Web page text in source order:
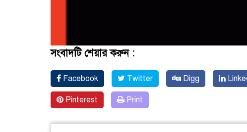
সংবাদটি শেয়ার করুন :
Facebook Twitter Digg
Pinterest Print